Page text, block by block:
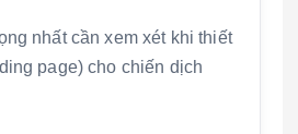
nhất cần xem xét khi thiết
page) cho chiến dịch